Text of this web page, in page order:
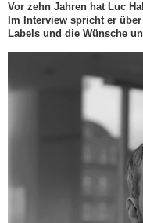
Vor zehn Jahren hat Luc
Im Interview spricht er
Labels und die Wünsche